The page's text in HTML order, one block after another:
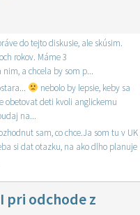
do tejto diskusie, ale skúsim.
rokov. Máme 3
a chcela by som p...
obetovat deti kvoli anglickemu
na...
sam, co chce.Ja som tu v UK
si dat otazku, na ako dlho planuje
pri odchode z